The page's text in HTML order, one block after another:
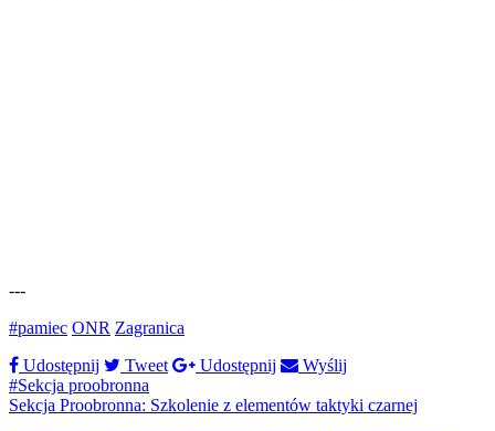
---
#pamiec ONR Zagranica
Udostępnij
Tweet Udostępnij
Wyślij
#Sekcja proobronna
Sekcja Proobronna: Szkolenie z elementów taktyki czarnej